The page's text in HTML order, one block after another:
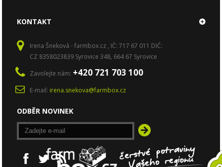
KONTAKT
Irena Šneková - farmbox.cz , IČ: 717 67 011 DIČ:
CZ 8358023839 Syrovice 348, 664 67 Syrovice
Zavolejte nám: +420 721 703 100
E-mail: irena.snekova@farmbox.cz
ODBĚR NOVINEK